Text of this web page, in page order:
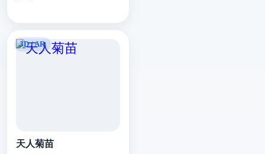
天人菊苗